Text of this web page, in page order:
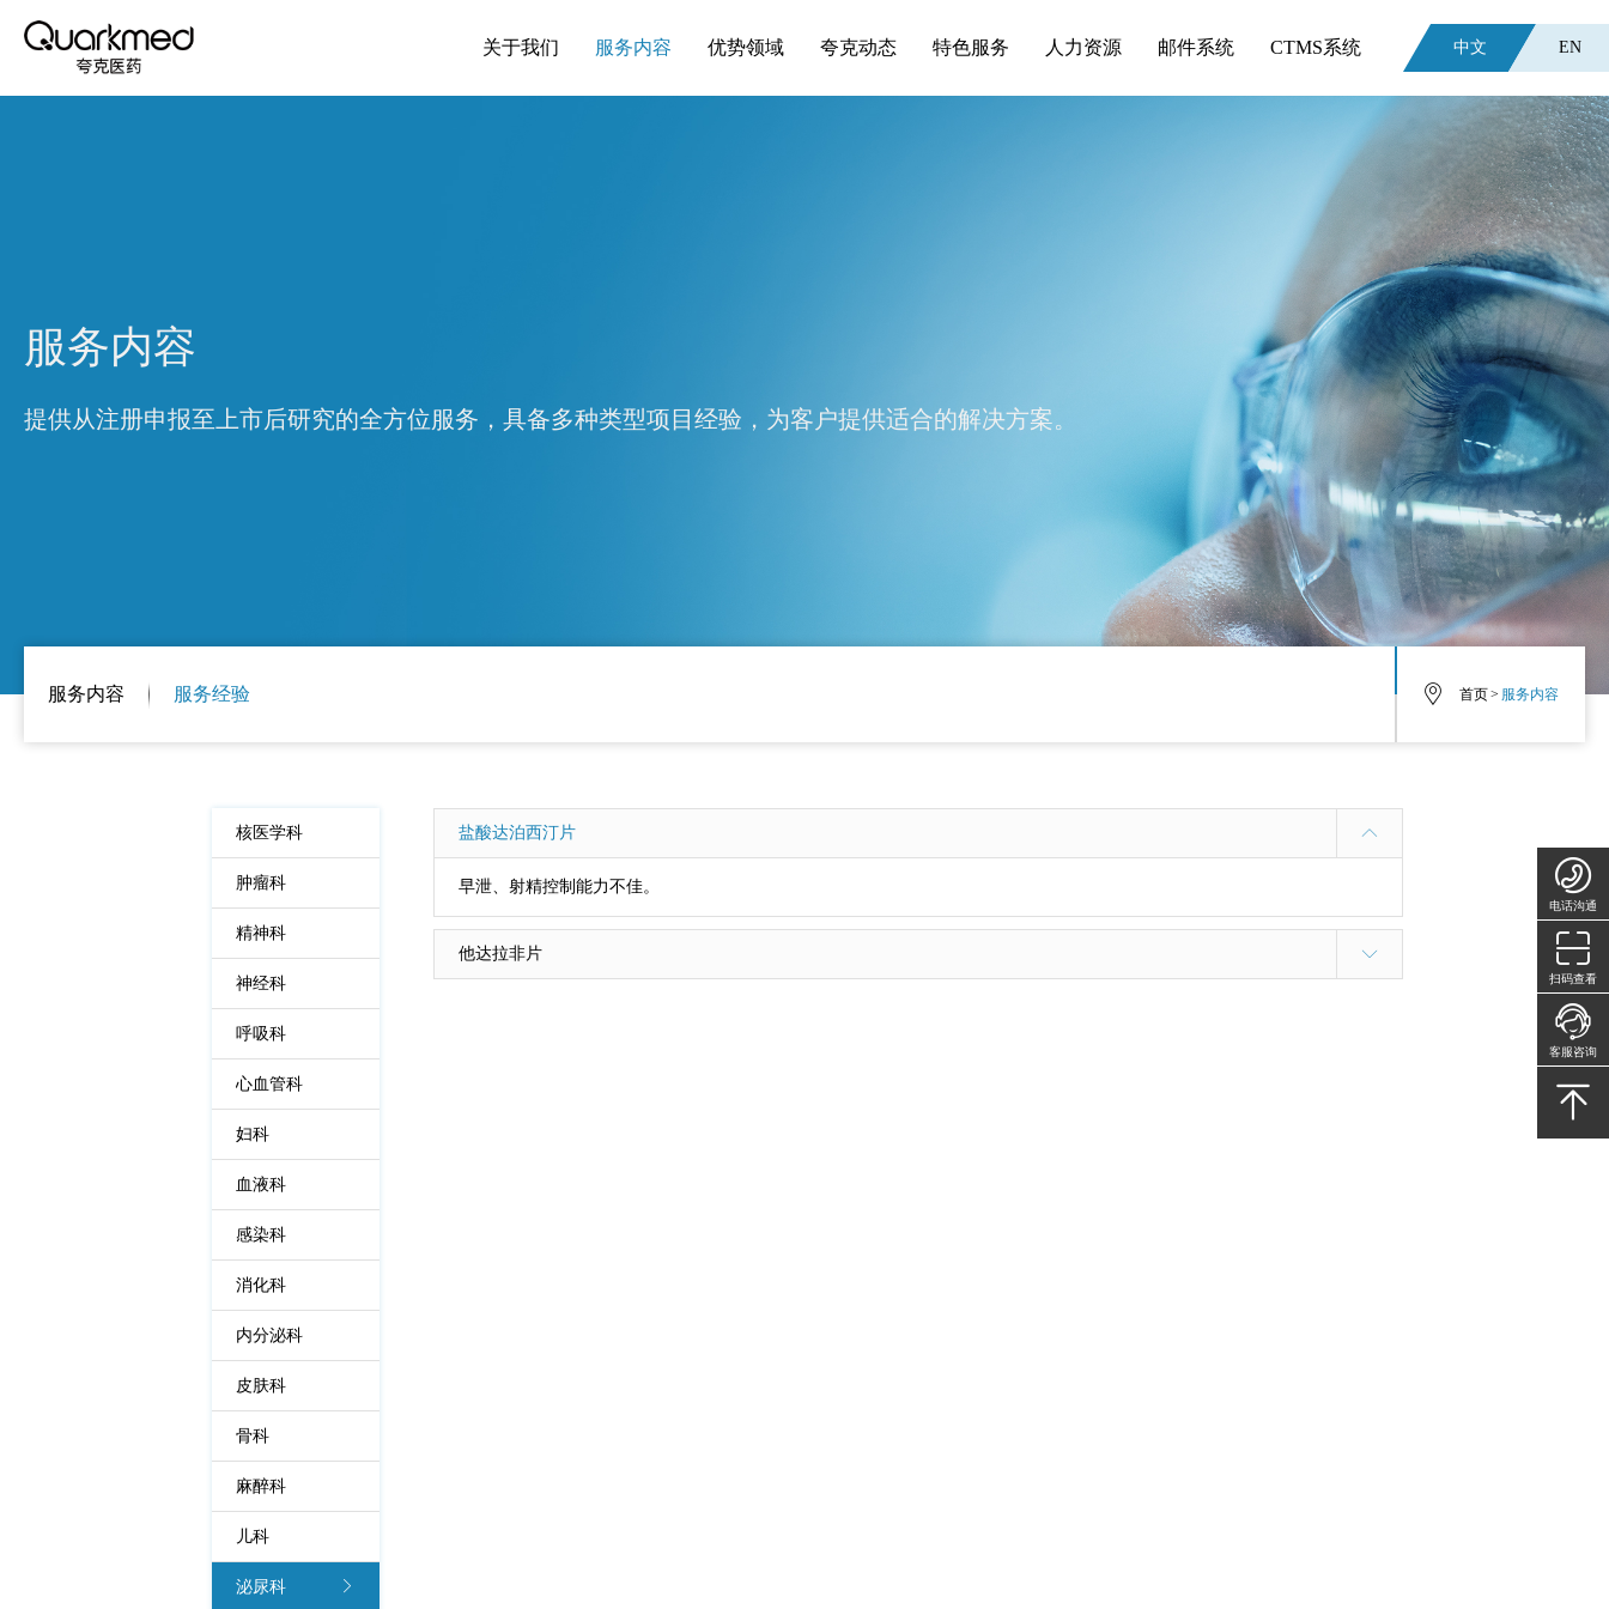
关于我们 服务内容 优势领域 夸克动态 特色服务 人力资源 邮件系统 CTMS系统 中文 EN
服务内容
提供从注册申报至上市后研究的全方位服务，具备多种类型项目经验，为客户提供适合的解决方案。
服务内容 服务经验 首页> 服务内容
核医学科
肿瘤科
精神科
神经科
呼吸科
心血管科
妇科
血液科
感染科
消化科
内分泌科
皮肤科
骨科
麻醉科
儿科
泌尿科
盐酸达泊西汀片
早泄、射精控制能力不佳。
他达拉非片
电话沟通
扫码查看
客服咨询